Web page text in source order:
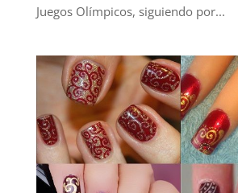
Juegos Olímpicos, siguiendo por...